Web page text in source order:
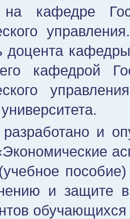
на кафедре
доцента
кафедрой
и
и защите